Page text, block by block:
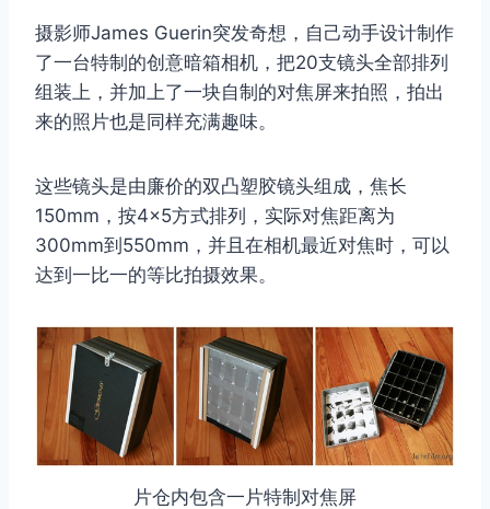
摄影师James Guerin突发奇想，自己动手设计制作
了一台特制的创意暗箱相机，把20支镜头全部排列
组装上，并加上了一块自制的对焦屏来拍照，拍出
来的照片也是同样充满趣味。
这些镜头是由廉价的双凸塑胶镜头组成，焦长
150mm，按4×5方式排列，实际对焦距离为
300mm到550mm，并且在相机最近对焦时，可以
达到一比一的等比拍摄效果。
片仓内包含一片特制对焦屏